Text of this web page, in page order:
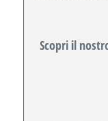
Scopri il